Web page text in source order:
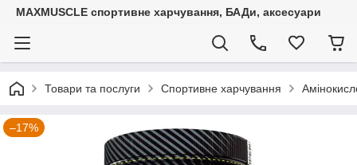
MAXMUSCLE спортивне харчування, БАДи, аксесуари
Товари та послуги Спортивне харчування
–17%